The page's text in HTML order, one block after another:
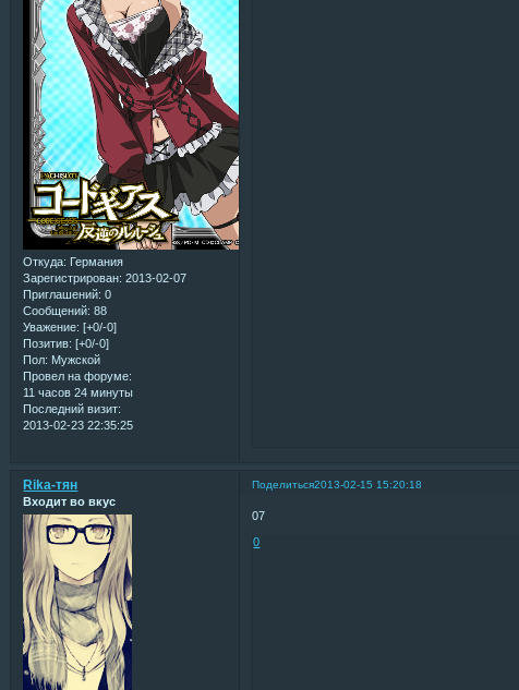
Откуда: Германия
Зарегистрирован: 2013-02-07
Приглашений: 0
Сообщений: 88
Уважение: [+0/-0]
Позитив: [+0/-0]
Пол: Мужской
Провел на форуме:
11 часов 24 минуты
Последний визит:
2013-02-23 22:35:25
Поделиться2013-02-15 15:20:18
Rika-тян
Входит во вкус
07
0